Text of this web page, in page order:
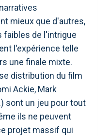
mieux que d'autres,
faibles de l'intrigue
l'expérience telle
une finale mixte.
distribution du film
Ackie, Mark
sont un jeu pour tout
ils ne peuvent
projet massif qui